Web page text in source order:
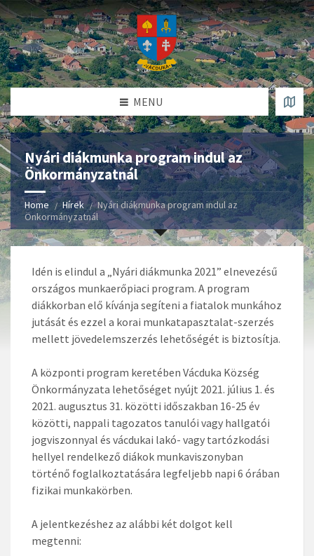
MENU
Nyári diákmunka program indul az
Önkormányzatnál
Home Hírek
Nyári diákmunka program indul az
Önkormányzatnál
Idén is elindul a „Nyári diákmunka 2021” elnevezésű
országos munkaerőpiaci program. A program
diákkorban elő kívánja segíteni a fiatalok munkához
jutását és ezzel a korai munkatapasztalat-szerzés
mellett jövedelemszerzés lehetőségét is biztosítja.
A központi program keretében Vácduka Község
Önkormányzata lehetőséget nyújt 2021. július 1. és
2021. augusztus 31. közötti időszakban 16-25 év
közötti, nappali tagozatos tanulói vagy hallgatói
jogviszonnyal és vácdukai lakó- vagy tartózkodási
hellyel rendelkező diákok munkaviszonyban
történő foglalkoztatására legfeljebb napi 6 órában
fizikai munkakörben.
A jelentkezéshez az alábbi két dolgot kell
megtenni: